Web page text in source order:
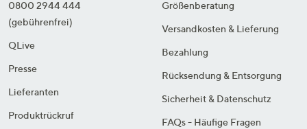
0800 2944 444
(gebührenfrei)
QLive
Presse
Lieferanten
Produktrückruf
Größenberatung
Versandkosten & Lieferung
Bezahlung
Rücksendung & Entsorgung
Sicherheit & Datenschutz
FAQs - Häufige Fragen